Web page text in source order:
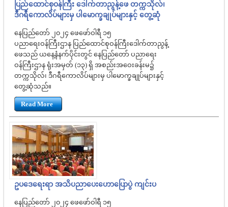
ပြည်ထောင်စုဝန်ကြီး ဒေါက်တာညွန့်ဖေ တက္ကသိုလ်၊
ဒီဂရီကောလိပ်များမှ ပါမောက္ခချုပ်များနှင့် တွေ့ဆုံ
နေပြည်တော် ၂၀၂၄ ဖေဖော်ဝါရီ ၁၅
ပညာရေးဝန်ကြီးဌာန ပြည်ထောင်စုဝန်ကြီးဒေါက်တာညွန့်
ဖေသည် ယနေ့နံနက်ပိုင်းတွင် နေပြည်တော် ပညာရေး
ဝန်ကြီးဌာန ရုံးအမှတ် (၁၃) ရှိ အစည်းအဝေးခန်းမ၌
တက္ကသိုလ်၊ ဒီဂရီကောလိပ်များမှ ပါမောက္ခချုပ်များနှင့်
တွေ့ဆုံသည်။
Read More
ဥပဒေရေးရာ အသိပညာပေးဟောပြောပွဲ ကျင်းပ
နေပြည်တော် ၂၀၂၄ ဖေဖော်ဝါရီ ၁၅